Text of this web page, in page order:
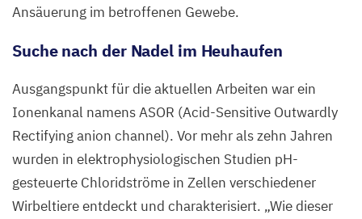
Ansäuerung im betroffenen Gewebe.
Suche nach der Nadel im Heuhaufen
Ausgangspunkt für die aktuellen Arbeiten war ein
Ionenkanal namensASOR (Acid-Sensitive Outwardly
Rectifying anion channel). Vor mehr als zehn Jahren
wurden in elektrophysiologischen Studien pH-
gesteuerte Chloridströme in Zellen verschiedener
Wirbeltiere entdeckt und charakterisiert. „Wie dieser